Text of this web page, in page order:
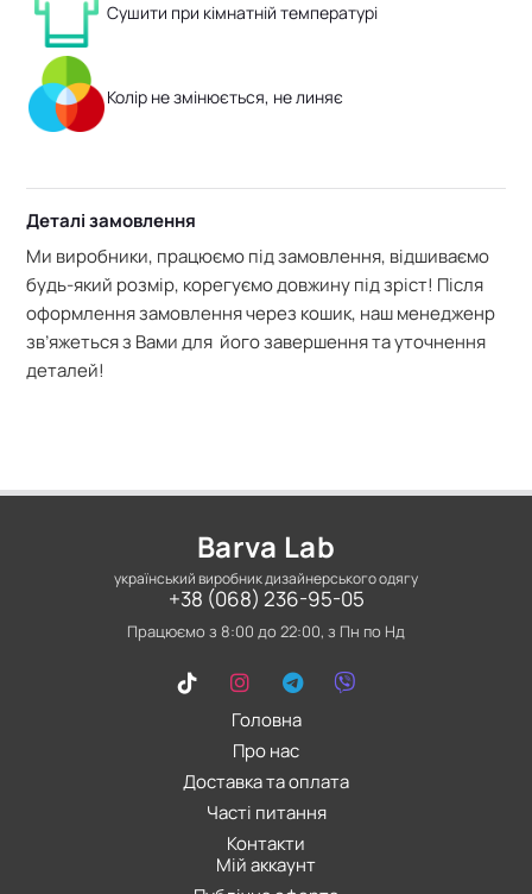
Сушити при кімнатній температурі
Колір не змінюється, не линяє
Деталі замовлення
Ми виробники, працюємо під замовлення, відшиваємо
будь-який розмір, корегуємо довжину під зріст! Після
оформлення замовлення через кошик, наш менедженр
зв’яжеться з Вами для його завершення та уточнення
деталей!
Barva Lab
український виробник дизайнерського одягу
Головна
Про нас
Доставка та оплата
Часті питання
Контакти
Мій аккаунт
+38 (068) 236-95-05
Працюємо з 8:00 до 22:00, з Пн по Нд